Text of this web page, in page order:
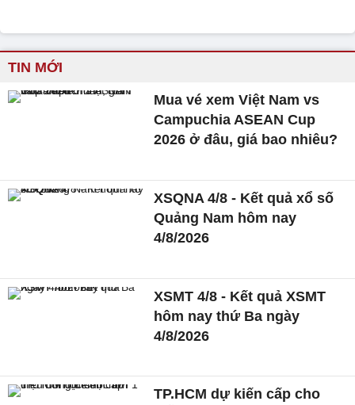
TIN MỚI
Mua vé xem Việt Nam vs
Campuchia ASEAN Cup
2026 ở đâu, giá bao nhiêu?
XSQNA 4/8 - Kết quả xổ số
Quảng Nam hôm nay
4/8/2026
XSMT 4/8 - Kết quả XSMT
hôm nay thứ Ba ngày
4/8/2026
TP.HCM dự kiến cấp cho